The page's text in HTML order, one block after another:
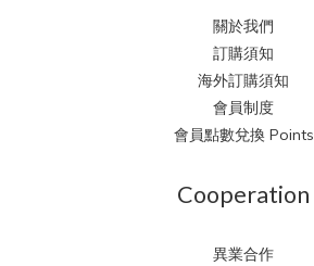
關於我們
訂購須知
海外訂購須知
會員制度
會員點數兌換 Points
Cooperation
異業合作